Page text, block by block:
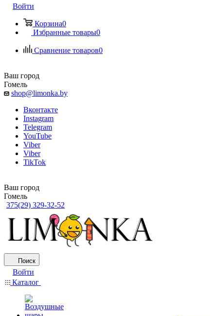
Войти
Корзина0
Избранные товары0
Сравнение товаров0
Ваш город
Гомель
shop@limonka.by
Вконтакте
Instagram
Telegram
YouTube
Viber
Viber
TikTok
Ваш город
Гомель
375(29) 329-32-52
Поиск
Войти
Каталог